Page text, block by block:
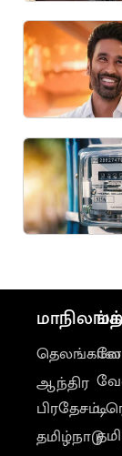
ஆந்திர
பிரதேசம்
தமிழ்நாடு